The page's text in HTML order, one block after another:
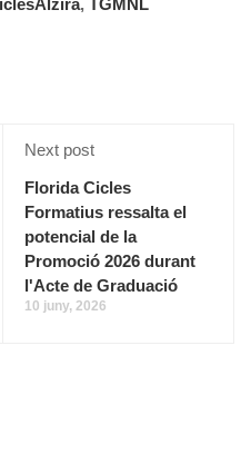
, TGMNL
Next post
Florida Cicles
Formatius ressalta el
potencial de la
Promoció 2026 durant
l'Acte de Graduació
10 juny, 2026